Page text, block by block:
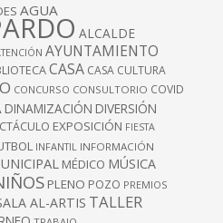
AGUA
ALCALDE
AYUNTAMIENTO
CASA CASA CULTURA
CONCURSO CONSULTORIO COVID
DINAMIZACIÓN DIVERSIÓN
EXPOSICIÓN FIESTA
INFANTIL INFORMACIÓN
MÉDICO MÚSICA
PLENO POZO PREMIOS
AL-ARTIS TALLER